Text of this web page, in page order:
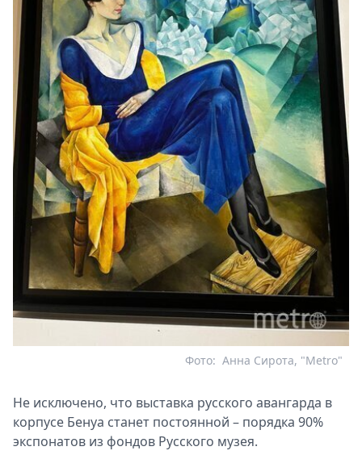
Анна Сирота, "Metro"
Фото:
Не исключено, что выставка русского авангарда в
корпусе Бенуа станет постоянной – порядка 90%
экспонатов из фондов Русского музея.